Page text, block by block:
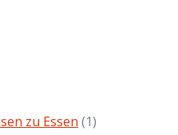
zu Essen (1)